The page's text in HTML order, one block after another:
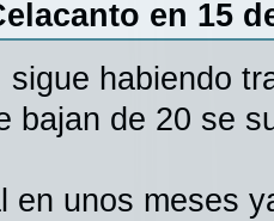
en 15
sigue habiendo
bajan de 20 se
en unos meses